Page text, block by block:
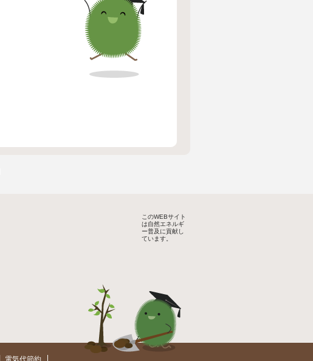
このWEBサイト
は自然エネルギ
ー普及に貢献し
ています。
電気代節約